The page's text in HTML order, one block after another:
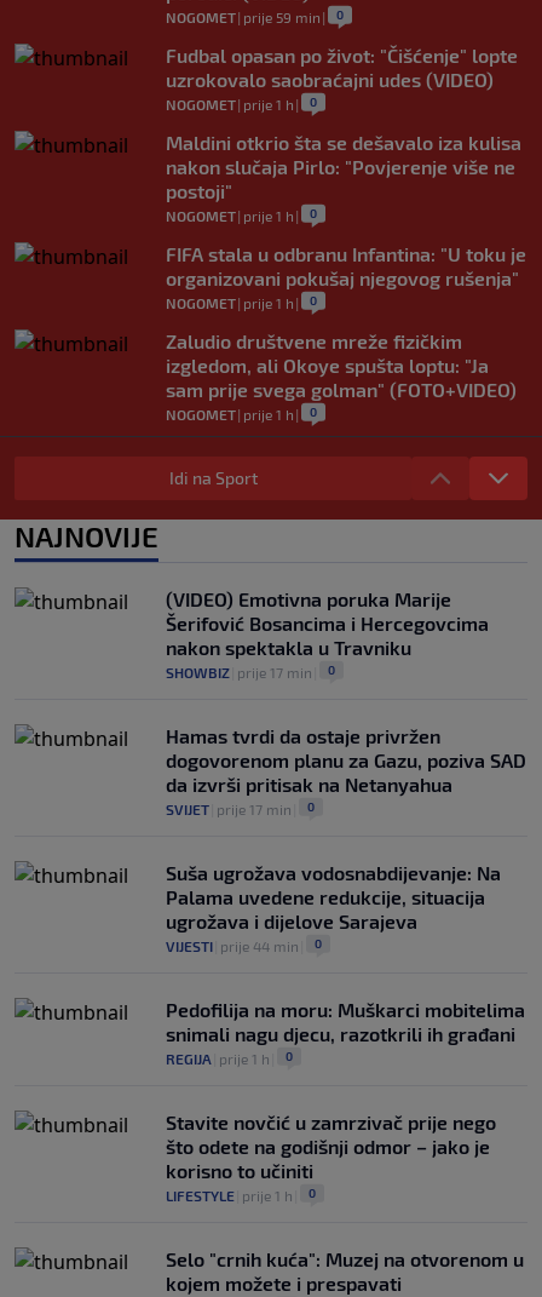
NOGOMET| prije 59 min | 0
Fudbal opasan po život: "Čišćenje" lopte
uzrokovalo saobraćajni udes (VIDEO)
NOGOMET| prije 1 h | 0
Maldini otkrio šta se dešavalo iza kulisa
nakon slučaja Pirlo: "Povjerenje više ne
postoji"
NOGOMET| prije 1 h | 0
FIFA stala u odbranu Infantina: "U toku je
organizovani pokušaj njegovog rušenja"
NOGOMET| prije 1 h | 0
Zaludio društvene mreže fizičkim
izgledom, ali Okoye spušta loptu: "Ja
sam prije svega golman" (FOTO+VIDEO)
NOGOMET| prije 1 h | 0
Japanac šetao Baščaršijom pa slučajno
sreo legendu Galatasaraya: Nije znao ko
0
ulogu u Milanu: Gazzetta nagovijestila
veliki potez
0
Idi na Sport
NAJNOVIJE
(VIDEO) Emotivna poruka Marije
Šerifović Bosancima i Hercegovcima
nakon spektakla u Travniku
SHOWBIZ prije 17 min 0
Hamas tvrdi da ostaje privržen
dogovorenom planu za Gazu, poziva SAD
da izvrši pritisak na Netanyahua
SVIJET prije 17 min 0
Suša ugrožava vodosnabdijevanje: Na
Palama uvedene redukcije, situacija
ugrožava i dijelove Sarajeva
VIJESTI prije 44 min 0
Pedofilija na moru: Muškarci mobitelima
snimali nagu djecu, razotkrili ih građani
REGIJA prije 1 h 0
Stavite novčić u zamrzivač prije nego
što odete na godišnji odmor – jako je
korisno to učiniti
LIFESTYLE prije 1 h 0
Selo "crnih kuća": Muzej na otvorenom u
kojem možete i prespavati